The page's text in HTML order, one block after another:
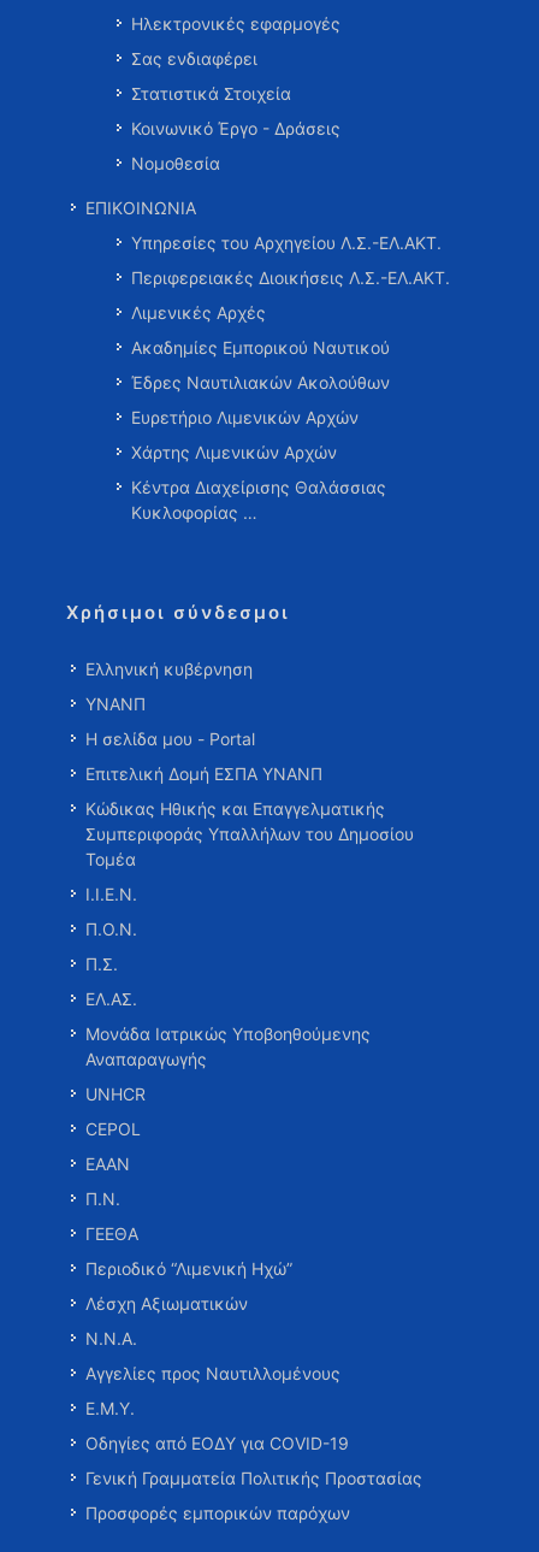
Ηλεκτρονικές εφαρμογές
Σας ενδιαφέρει
Στατιστικά Στοιχεία
Κοινωνικό Έργο - Δράσεις
Νομοθεσία
ΕΠΙΚΟΙΝΩΝΙΑ
Υπηρεσίες του Αρχηγείου Λ.Σ.-ΕΛ.ΑΚΤ.
Περιφερειακές Διοικήσεις Λ.Σ.-ΕΛ.ΑΚΤ.
Λιμενικές Αρχές
Ακαδημίες Εμπορικού Ναυτικού
Έδρες Ναυτιλιακών Ακολούθων
Ευρετήριο Λιμενικών Αρχών
Χάρτης Λιμενικών Αρχών
Κέντρα Διαχείρισης Θαλάσσιας
Κυκλοφορίας …
Χρήσιμοι σύνδεσμοι
Ελληνική κυβέρνηση
ΥΝΑΝΠ
Η σελίδα μου - Portal
Επιτελική Δομή ΕΣΠΑ ΥΝΑΝΠ
Κώδικας Ηθικής και Επαγγελματικής
Συμπεριφοράς Υπαλλήλων του Δημοσίου
Τομέα
Ι.Ι.Ε.Ν.
Π.Ο.Ν.
Π.Σ.
ΕΛ.ΑΣ.
Μονάδα Ιατρικώς Υποβοηθούμενης
Αναπαραγωγής
UNHCR
CEPOL
ΕΑΑΝ
Π.Ν.
ΓΕΕΘΑ
Περιοδικό “Λιμενική Ηχώ”
Λέσχη Αξιωματικών
Ν.Ν.Α.
Αγγελίες προς Ναυτιλλομένους
Ε.Μ.Υ.
Οδηγίες από ΕΟΔΥ για COVID-19
Γενική Γραμματεία Πολιτικής Προστασίας
Προσφορές εμπορικών παρόχων